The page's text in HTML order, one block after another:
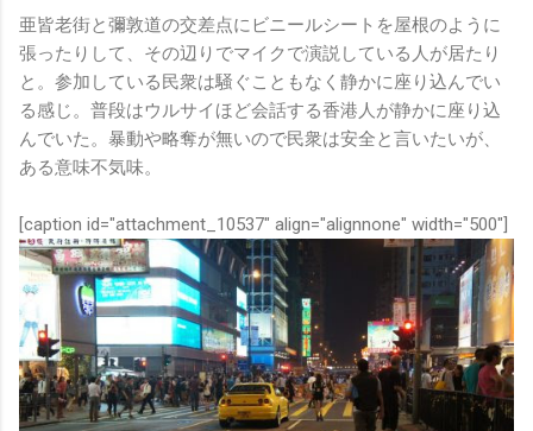
亜皆老街と彌敦道の交差点にビニールシートを屋根のように
張ったりして、その辺りでマイクで演説している人が居たり
と。参加している民衆は騒ぐこともなく静かに座り込んでい
る感じ。普段はウルサイほど会話する香港人が静かに座り込
んでいた。暴動や略奪が無いので民衆は安全と言いたいが、
ある意味不気味。
[caption id="attachment_10537" align="alignnone" width="500"]